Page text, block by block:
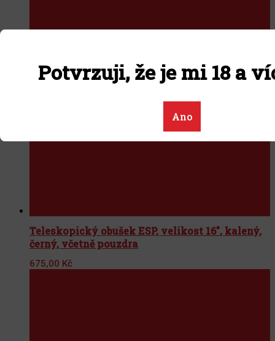
Potvrzuji, že je mi 18 a
Ano
Teleskopický obušek ESP, velikost 16", kalený,
černý, včetně pouzdra
675,00 Kč